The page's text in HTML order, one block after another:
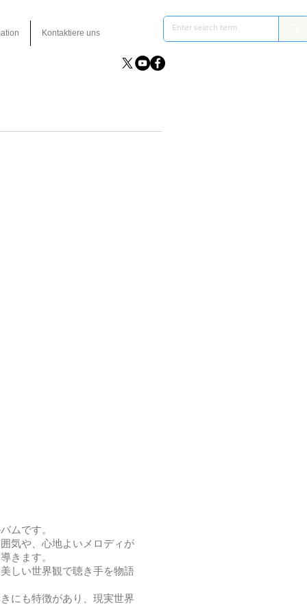
Kontaktiere uns
ムです。
気や、心地よいメロディが
きます。
しい世界観で聴き手を物語
にも特徴があり、現実世界